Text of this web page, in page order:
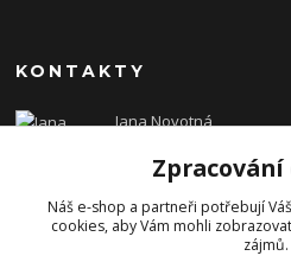
KONTAKTY
Jana Novotná
dzejn.n@email.cz
Zpracování
Náš e-shop a partneři potřebují Váš
cookies, aby Vám mohli
zájmů.